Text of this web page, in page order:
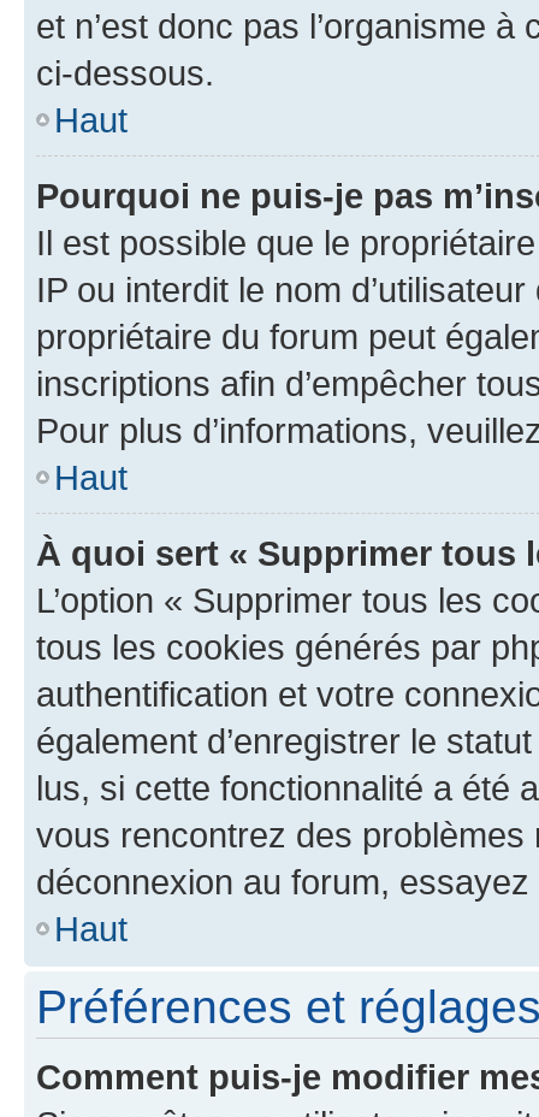
et n’est donc pas l’organisme
ci-dessous.
Haut
Pourquoi ne puis-je pas
Il est possible que le
IP ou interdit le nom
propriétaire du forum peut
inscriptions afin d’empêcher
Pour plus d’informations,
Haut
À quoi sert « Supprimer tous
L’option « Supprimer tous les
tous les cookies générés par
authentification et votre
également d’enregistrer le
lus, si cette fonctionnalité a été
vous rencontrez des
déconnexion au forum,
Haut
Préférences et
Comment puis-je modifier